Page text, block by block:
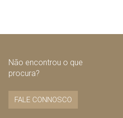
Não encontrou o que
procura?
FALE CONNOSCO